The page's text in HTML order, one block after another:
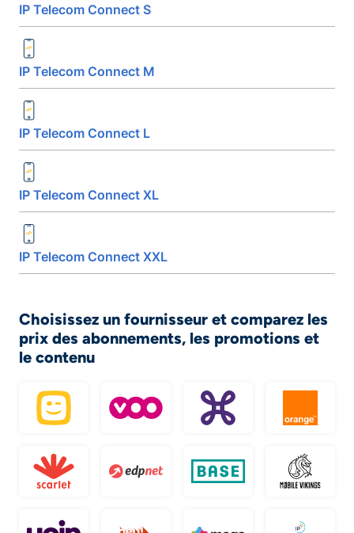
IP Telecom Connect S
IP Telecom Connect M
IP Telecom Connect L
IP Telecom Connect XL
IP Telecom Connect XXL
Choisissez un fournisseur et comparez les
prix des abonnements, les promotions et
le contenu
Telenet VOO Proximus
Scarlet edpnet BASE